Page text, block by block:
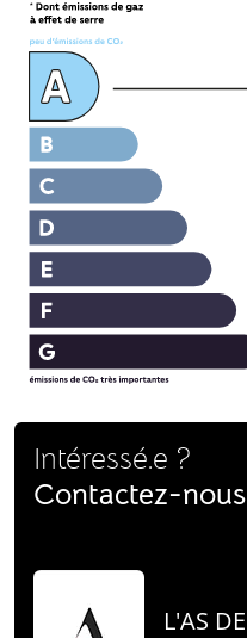
Intéressé.e ?
Contactez-nous
L'AS DE